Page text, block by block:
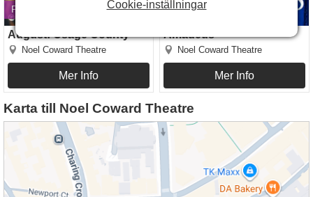
Premiär den 18 jan. 2027
August: Osage County
Noel Coward Theatre
Mer Info
Premiär den 17 apr. 2027
Amadeus
Noel Coward Theatre
Mer Info
Karta till Noel Coward Theatre
Cookie-inställningar